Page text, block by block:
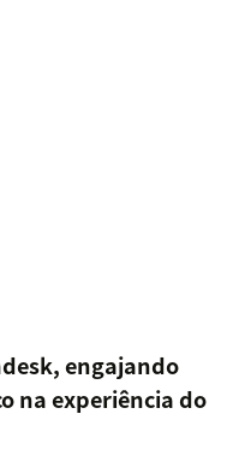
engajando
na experiência do